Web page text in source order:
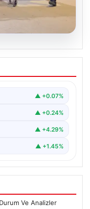
saldırı: 19
Eren…▲ +0.07%
▲ +0.24%
▲ +4.29%
▲ +1.45%
Ve Analizler